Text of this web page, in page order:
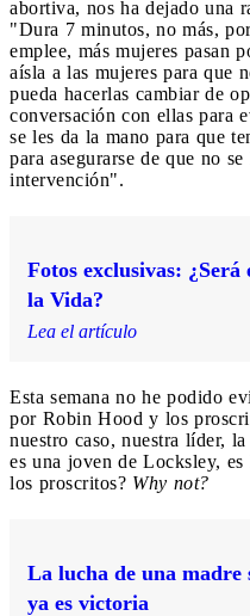
abortiva, nos ha dejado una
"Dura 7 minutos, no más,
emplee, más mujeres pasan
aísla a las mujeres para que
pueda hacerlas cambiar de
conversación con ellas para
se les da la mano para que
para asegurarse de que no
intervención".
Fotos exclusivas:
la Vida?
Lea el artículo
Esta semana no he podido
por Robin Hood y los
nuestro caso, nuestra líder,
es una joven de Locksley,
los proscritos? Why not?
La lucha de una madre
ya es victoria